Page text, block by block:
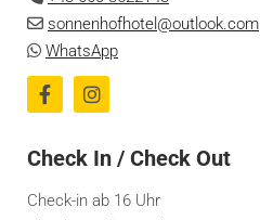
 sonnenhofhotel@outlook.com
 WhatsApp
Check In / Check Out
Check-in ab 16 Uhr